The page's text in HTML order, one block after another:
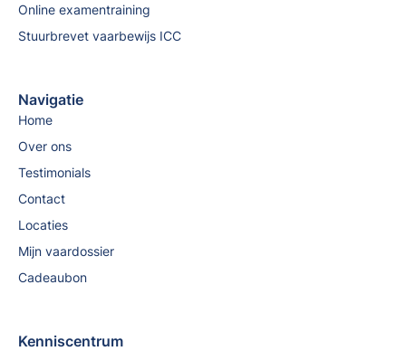
Online examentraining
Stuurbrevet vaarbewijs ICC
Navigatie
Home
Over ons
Testimonials
Contact
Locaties
Mijn vaardossier
Cadeaubon
Kenniscentrum